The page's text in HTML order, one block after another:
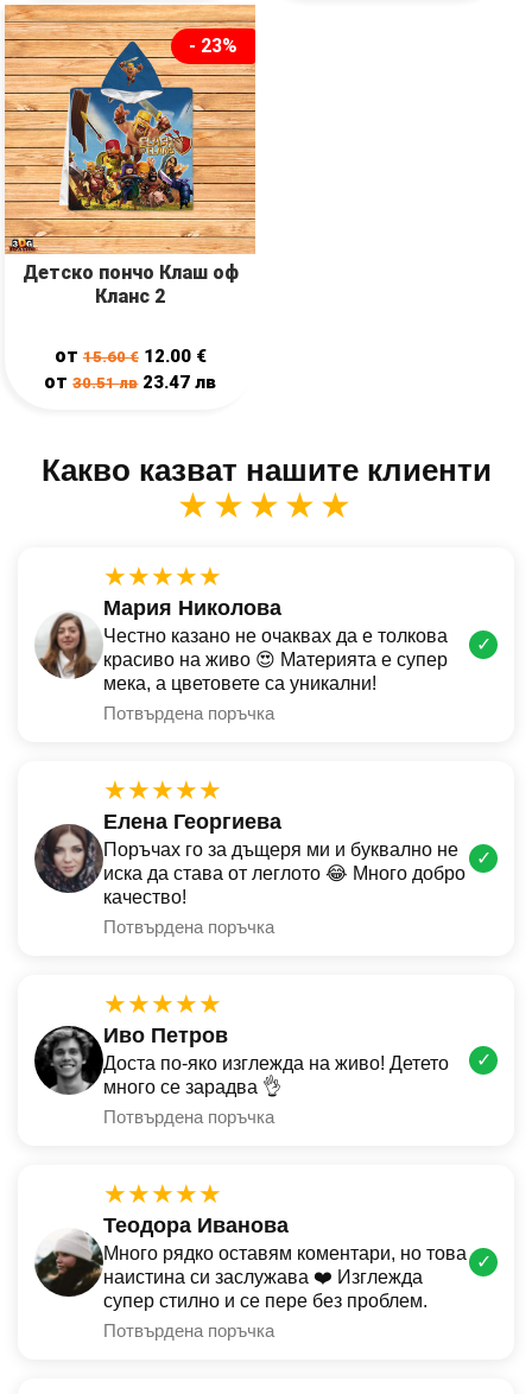
- 23%
Детско пончо Клаш оф
Кланс 2
от15.60€ 12.00 €
от30.51лв 23.47лв
Какво казват нашите клиенти
★★★★★
★★★★★
Мария Николова
Честно казано не очаквах да е толкова
красиво на живо 😍 Материята е супер
мека, а цветовете са уникални!
Потвърдена поръчка
✓
★★★★★
Елена Георгиева
Поръчах го за дъщеря ми и буквално не
иска да става от леглото 😂 Много добро
качество!
Потвърдена поръчка
✓
★★★★★
Иво Петров
Доста по-яко изглежда на живо! Детето
много се зарадва 👌
Потвърдена поръчка
✓
★★★★★
Теодора Иванова
Много рядко оставям коментари, но това
наистина си заслужава ❤️ Изглежда
супер стилно и се пере без проблем.
Потвърдена поръчка
✓